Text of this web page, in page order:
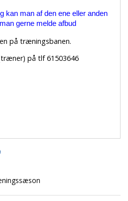
kan man af den ene eller anden
gerne melde afbud
på træningsbanen.
på tlf 61503646